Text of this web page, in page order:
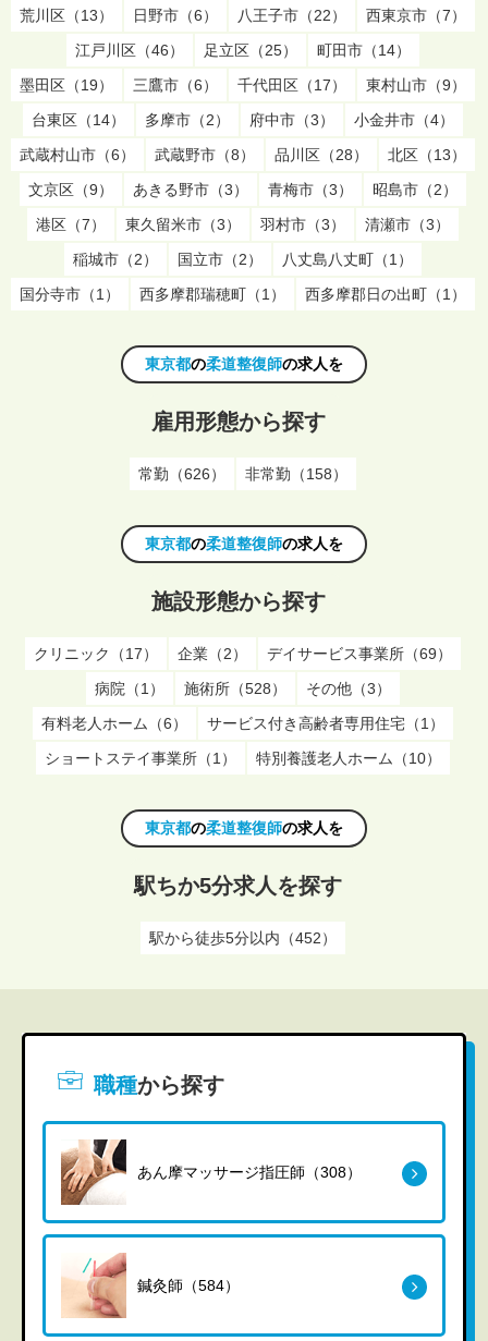
荒川区（13）
日野市（6） 八王子市（22）
西東京市（7）
江戸川区（46）
足立区（25）
町田市（14）
墨田区（19）
三鷹市（6） 千代田区（17）
東村山市（9）
台東区（14）
多摩市（2） 府中市（3）
小金井市（4）
武蔵村山市（6）
武蔵野市（8） 品川区（28）
北区（13）
文京区（9）
あきる野市（3） 青梅市（3）
昭島市（2）
港区（7）
東久留米市（3） 羽村市（3）
清瀬市（3）
稲城市（2）
国立市（2）
八丈島八丈町（1）
国分寺市（1）
西多摩郡瑞穂町（1） 西多摩郡日の出町（1）
東京都の柔道整復師の求人を
雇用形態から探す
常勤（626） 非常勤（158）
東京都の柔道整復師の求人を
施設形態から探す
クリニック（17） 企業（2）
デイサービス事業所（69）
病院（1）
施術所（528）
その他（3）
有料老人ホーム（6）
サービス付き高齢者専用住宅（1）
ショートステイ事業所（1）
特別養護老人ホーム（10）
東京都の柔道整復師の求人を
駅ちか5分求人を探す
駅から徒歩5分以内（452）
職種から探す
あん摩マッサージ指圧師（308）
鍼灸師（584）